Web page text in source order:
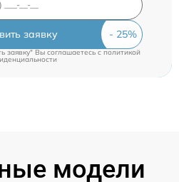
заявку
заявку" Вы соглашаетесь cполитикой
модели